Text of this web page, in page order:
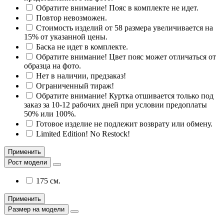
Обратите внимание! Пояс в комплекте не идет.
Повтор невозможен.
Стоимость изделий от 58 размера увеличивается на
15% от указанной цены.
Баска не идет в комплекте.
Обратите внимание! Цвет пояс может отличаться от
образца на фото.
Нет в наличии, предзаказ!
Ограниченный тираж!
Обратите внимание! Куртка отшивается только под
заказ за 10-12 рабочих дней при условии предоплаты
50% или 100%.
Готовое изделие не подлежит возврату или обмену.
Limited Edition! No Restock!
Применить
Рост модели
175 см.
Применить
Размер на модели